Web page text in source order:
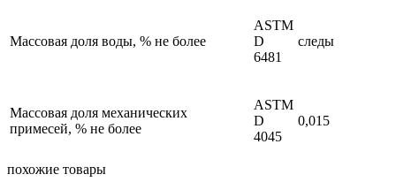
Массовая доля воды, % не более
ASTM
D
6481
следы
Массовая доля механических
примесей, % не более
ASTM
D
4045
0,015
похожие товары